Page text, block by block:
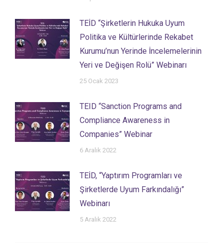
TEİD “Şirketlerin Hukuka Uyum
Politika ve Kültürlerinde Rekabet
Kurumu’nun Yerinde İncelemelerinin
Yeri ve Değişen Rolü” Webinarı
25 Ocak 2023
TEID “Sanction Programs and
Compliance Awareness in
Companies” Webinar
6 Aralık 2022
TEİD, “Yaptırım Programları ve
Şirketlerde Uyum Farkındalığı”
Webinarı
5 Aralık 2022